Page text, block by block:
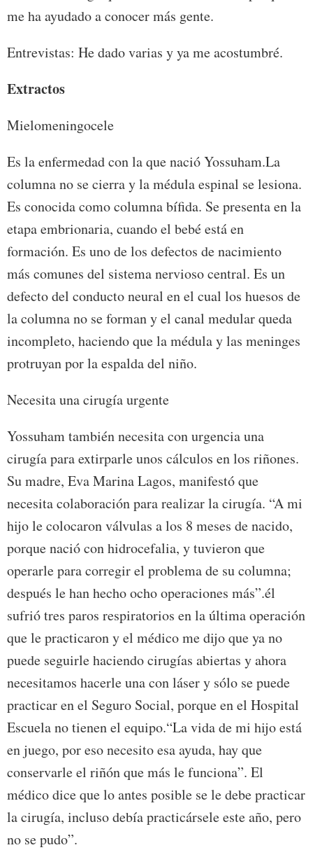
me ha ayudado a conocer más gente.
Entrevistas: He dado varias y ya me acostumbré.
Extractos
Mielomeningocele
Es la enfermedad con la que nació Yossuham.La
columna no se cierra y la médula espinal se lesiona.
Es conocida como columna bífida. Se presenta en la
etapa embrionaria, cuando el bebé está en
formación. Es uno de los defectos de nacimiento
más comunes del sistema nervioso central. Es un
defecto del conducto neural en el cual los huesos de
la columna no se forman y el canal medular queda
incompleto, haciendo que la médula y las meninges
protruyan por la espalda del niño.
Necesita una cirugía urgente
Yossuham también necesita con urgencia una
cirugía para extirparle unos cálculos en los riñones.
Su madre, Eva Marina Lagos, manifestó que
necesita colaboración para realizar la cirugía. “A mi
hijo le colocaron válvulas a los 8 meses de nacido,
porque nació con hidrocefalia, y tuvieron que
operarle para corregir el problema de su columna;
después le han hecho ocho operaciones más”.él
sufrió tres paros respiratorios en la última operación
que le practicaron y el médico me dijo que ya no
puede seguirle haciendo cirugías abiertas y ahora
necesitamos hacerle una con láser y sólo se puede
practicar en el Seguro Social, porque en el Hospital
Escuela no tienen el equipo.“La vida de mi hijo está
en juego, por eso necesito esa ayuda, hay que
conservarle el riñón que más le funciona”. El
médico dice que lo antes posible se le debe practicar
la cirugía, incluso debía practicársele este año, pero
no se pudo”.